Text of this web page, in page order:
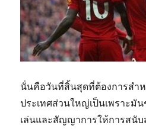
นั่นคือวันที่สิ้นสุดที่ต้องการสำ
ประเทศส่วนใหญ่เป็นเพราะมั
เล่นและสัญญาการให้การสนั